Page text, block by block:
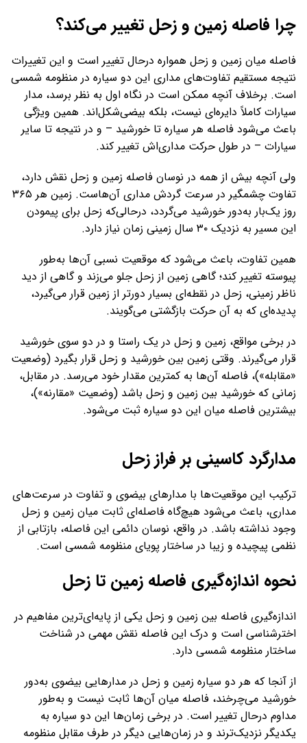
چرا فاصله زمین و زحل تغییر می‌کند؟
فاصله میان زمین و زحل همواره درحال تغییر است و این تغییرات
نتیجه مستقیم تفاوت‌های مداری این دو سیاره در منظومه شمسی
است. برخلاف آنچه ممکن است در نگاه اول به نظر برسد، مدار
سیارات کاملاً دایره‌ای نیست، بلکه بیضی‌شکل‌اند. همین ویژگی
باعث می‌شود فاصله هر سیاره تا خورشید – و در نتیجه تا سایر
سیارات – در طول حرکت مداری‌اش تغییر کند.
ولی آنچه بیش از همه در نوسان فاصله زمین و زحل نقش دارد،
تفاوت چشمگیر در سرعت گردش مداری آن‌هاست. زمین هر ۳۶۵
روز یک‌بار به‌دور خورشید می‌گردد، درحالی‌که زحل برای پیمودن
این مسیر به نزدیک ۳۰ سال زمینی زمان نیاز دارد.
همین تفاوت، باعث می‌شود که موقعیت نسبی آن‌ها به‌طور
پیوسته تغییر کند؛ گاهی زمین از زحل جلو می‌زند و گاهی از دید
ناظر زمینی، زحل در نقطه‌ای بسیار دورتر از زمین قرار می‌گیرد،
پدیده‌ای که به آن حرکت بازگشتی می‌گویند.
در برخی مواقع، زمین و زحل در یک راستا و در دو سوی خورشید
قرار می‌گیرند. وقتی زمین بین خورشید و زحل قرار بگیرد (وضعیت
«مقابله»)، فاصله آن‌ها به کمترین مقدار خود می‌رسد. در مقابل،
زمانی که خورشید بین زمین و زحل باشد (وضعیت «مقارنه»)،
بیشترین فاصله میان این دو سیاره ثبت می‌شود.
مدارگرد کاسینی بر فراز زحل
ترکیب این موقعیت‌ها با مدارهای بیضوی و تفاوت در سرعت‌های
مداری، باعث می‌شود هیچ‌گاه فاصله‌ای ثابت میان زمین و زحل
وجود نداشته باشد. در واقع، نوسان دائمی این فاصله، بازتابی از
نظمی پیچیده و زیبا در ساختار پویای منظومه شمسی است.
نحوه اندازه‌گیری فاصله زمین تا زحل
اندازه‌گیری فاصله بین زمین و زحل یکی از پایه‌ای‌ترین مفاهیم در
اخترشناسی است و درک این فاصله نقش مهمی در شناخت
ساختار منظومه شمسی دارد.
از آنجا که هر دو سیاره زمین و زحل در مدارهایی بیضوی به‌دور
خورشید می‌چرخند، فاصله میان آن‌ها ثابت نیست و به‌طور
مداوم درحال تغییر است. در برخی زمان‌ها این دو سیاره به
یکدیگر نزدیک‌ترند و در زمان‌هایی دیگر در طرف مقابل منظومه